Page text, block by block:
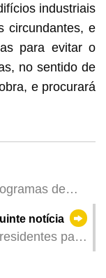
industriais
circundantes, e
para evitar o
no sentido de
e procurará
de
entre a
e a
notícia
para